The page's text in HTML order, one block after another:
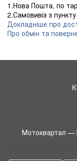
1.Нова Пошта, по
2.Самовивіз з
Докладніше про
Про обмін та
Мотоквартал —